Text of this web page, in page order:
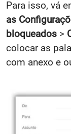
Para isso, vá
as
bloqueados >
colocar as
com anexo e